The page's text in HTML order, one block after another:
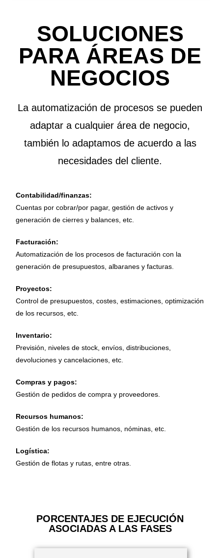
SOLUCIONES
PARA ÁREAS DE
NEGOCIOS
La automatización de procesos se pueden
adaptar a cualquier área de negocio,
también lo adaptamos de acuerdo a las
necesidades del cliente.
Contabilidad/finanzas:
Cuentas por cobrar/por pagar, gestión de activos y
generación de cierres y balances, etc.
Facturación:
Automatización de los procesos de facturación con la
generación de presupuestos, albaranes y facturas.
Proyectos:
Control de presupuestos, costes, estimaciones, optimización
de los recursos, etc.
Inventario:
Previsión, niveles de stock, envíos, distribuciones,
devoluciones y cancelaciones, etc.
Compras y pagos:
Gestión de pedidos de compra y proveedores.
Recursos humanos:
Gestión de los recursos humanos, nóminas, etc.
Logística:
Gestión de flotas y rutas, entre otras.
PORCENTAJES DE EJECUCIÓN
ASOCIADAS A LAS FASES